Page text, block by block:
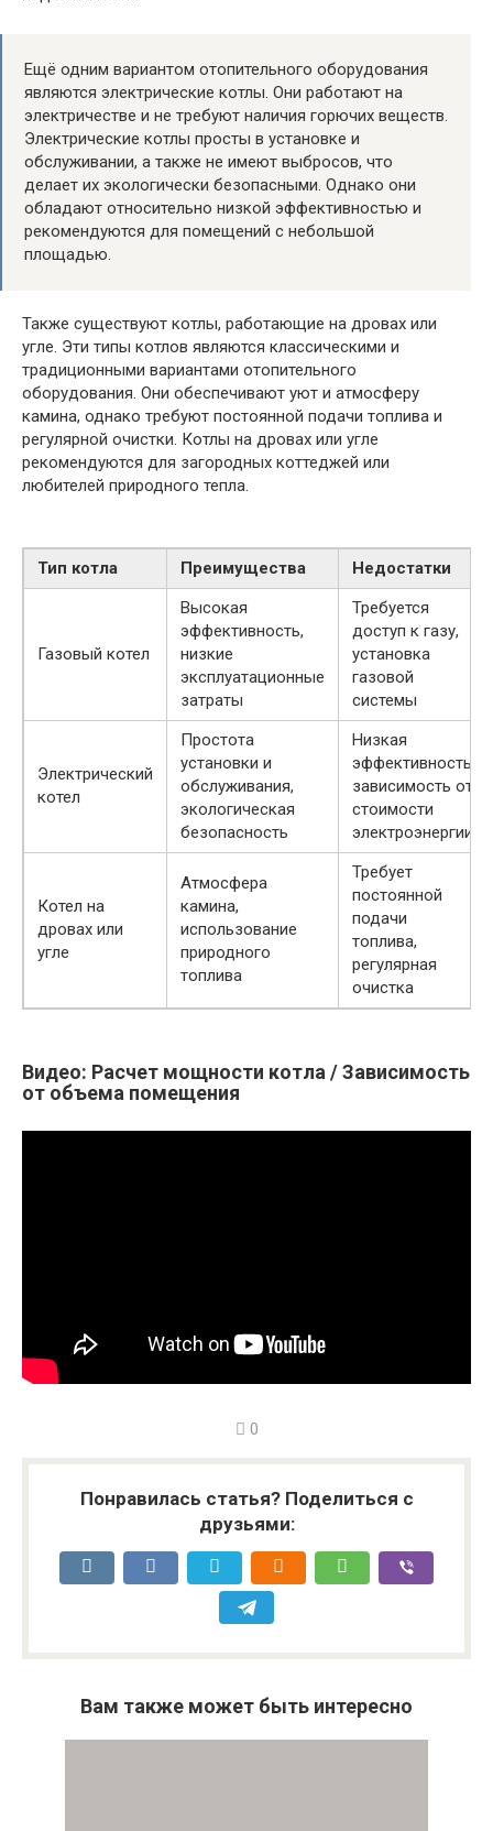
Ещё одним вариантом отопительного оборудования
являются электрические котлы. Они работают на
электричестве и не требуют наличия горючих веществ.
Электрические котлы просты в установке и
обслуживании, а также не имеют выбросов, что
делает их экологически безопасными. Однако они
обладают относительно низкой эффективностью и
рекомендуются для помещений с небольшой
площадью.
Также существуют котлы, работающие на дровах или
угле. Эти типы котлов являются классическими и
традиционными вариантами отопительного
оборудования. Они обеспечивают уют и атмосферу
камина, однако требуют постоянной подачи топлива и
регулярной очистки. Котлы на дровах или угле
рекомендуются для загородных коттеджей или
любителей природного тепла.
Тип котла Преимущества Недостатки
Газовый котел
Высокая
эффективность,
низкие
эксплуатационные
затраты
Требуется
доступ к газу,
установка
газовой
системы
Электрический
котел
Простота
установки и
обслуживания,
экологическая
безопасность
Низкая
эффективность,
зависимость от
стоимости
электроэнергии
Котел на
дровах или
угле
Атмосфера
камина,
использование
природного
топлива
Требует
постоянной
подачи
топлива,
регулярная
очистка
Видео: Расчет мощности котла / Зависимость
от объема помещения
0
Понравилась статья? Поделиться с
друзьями:
Вам также может быть интересно